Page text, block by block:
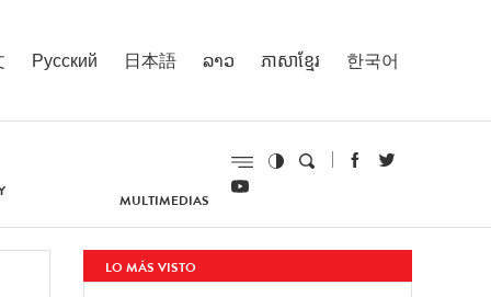
Русский 日本語 ລາວ ភាសាខ្មែរ 한국어
MULTIMEDIAS
LO MÁS VISTO